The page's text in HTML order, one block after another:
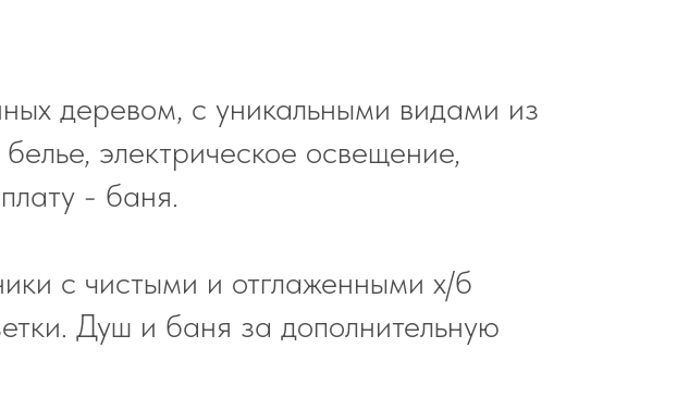
деревом, с уникальными видами из
электрическое освещение,
- баня.
с чистыми и отглаженными х/б
Душ и баня за дополнительную